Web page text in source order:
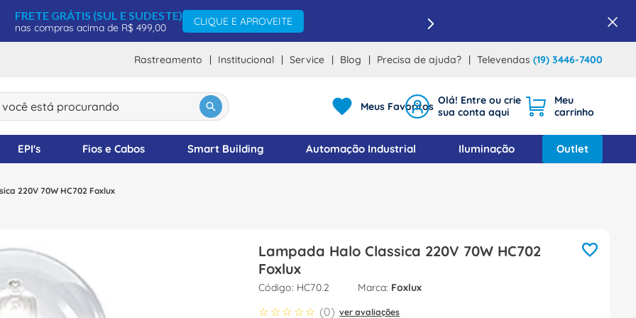
FRETE GRÁTIS (SUL E SUDESTE)
nas compras acima de R$ 499,00
CLIQUE E APROVEITE
Rastreamento Institucional Service Blog Precisa de ajuda? Televendas (19) 3446-7400
está procurando
Meus Favoritos
EPI's Fios e Cabos Smart Building Automação Industrial Iluminação Outlet
220V 70W HC702 Foxlux
Lampada Halo Classica 220V 70W HC702
Foxlux
: HC70.2 Foxlux
☆ ☆ ☆ ☆ ☆ (0) ver avaliações